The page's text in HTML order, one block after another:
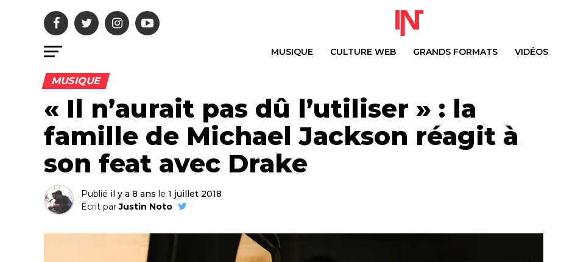
MUSIQUE CULTURE WEB GRANDS FORMATS VIDÉOS
MUSIQUE
« Il n’aurait pas dû l’utiliser » : la
famille de Michael Jackson réagit à
son feat avec Drake
Publié il y a 8 ans le 1 juillet 2018
Écrit par Justin Noto